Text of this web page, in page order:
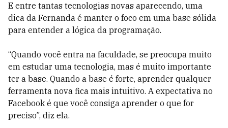
E entre tantas tecnologias novas aparecendo, uma
dica da Fernanda é manter o foco em uma base sólida
para entender a lógica da programação.
“Quando você entra na faculdade, se preocupa muito
em estudar uma tecnologia, mas é muito importante
ter a base. Quando a base é forte, aprender qualquer
ferramenta nova fica mais intuitivo. A expectativa no
Facebook é que você consiga aprender o que for
preciso”, diz ela.